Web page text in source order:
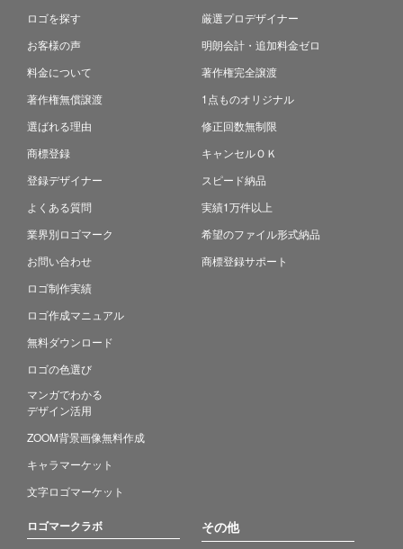
ロゴを探す
お客様の声
料金について
著作権無償譲渡
選ばれる理由
商標登録
登録デザイナー
よくある質問
業界別ロゴマーク
お問い合わせ
ロゴ制作実績
ロゴ作成マニュアル
無料ダウンロード
ロゴの色選び
マンガでわかる
デザイン活用
ZOOM背景画像無料作成
キャラマーケット
文字ロゴマーケット
厳選プロデザイナー
明朗会計・追加料金ゼロ
著作権完全譲渡
1点ものオリジナル
修正回数無制限
キャンセルＯＫ
スピード納品
実績1万件以上
希望のファイル形式納品
商標登録サポート
ロゴマークラボ その他